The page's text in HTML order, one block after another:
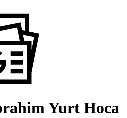
Yurt Hoca